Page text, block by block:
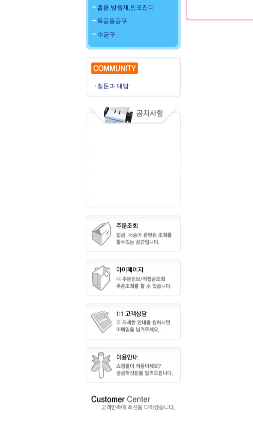
흡음,방음재,인조잔디
목공용공구
수공구
질문과 대답